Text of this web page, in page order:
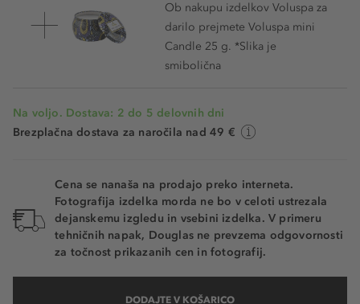
Ob nakupu izdelkov Voluspa za
darilo prejmete Voluspa mini
Candle 25 g. *Slika je
smibolična
Na voljo. Dostava: 2 do 5 delovnih dni
Brezplačna dostava za naročila nad 49 €
Cena se nanaša na prodajo preko interneta.
Fotografija izdelka morda ne bo v celoti ustrezala
dejanskemu izgledu in vsebini izdelka. V primeru
tehničnih napak, Douglas ne prevzema odgovornosti
za točnost prikazanih cen in fotografij.
DODAJTE V KOŠARICO